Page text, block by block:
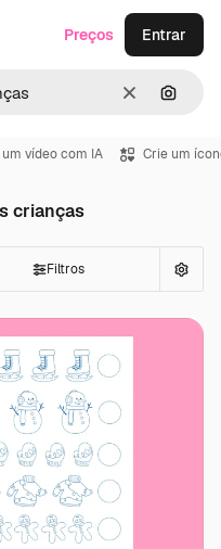
Limpar
Preços Entrar
vídeo com IA Crie um
crianças
Filtros